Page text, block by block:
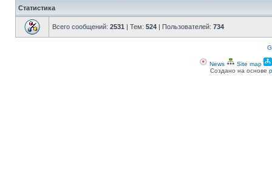
Статистика
Всего сообщений: 2531 | Тем: 524 | Пользователей: 734
News Site map
Создано на основе